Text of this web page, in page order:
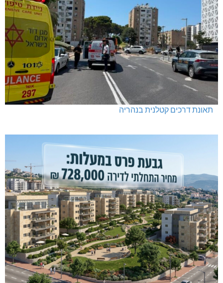
תאונת דרכים קטלנית בנהריה